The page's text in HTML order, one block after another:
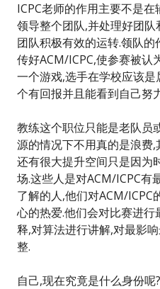
ICPC老师的作用主要不是
领导整个团队,并处理好团
团队积极有效的运转.领队
传好ACM/ICPC,使参赛被
一个游戏,选手在学校应该
个有回报并且能看到自己努
教练这个职位只能是老队员
源的情况下不用真的是浪费
还有很大提升空间只是因为
场.这些人是对ACM/ICPC有
了解的人,他们对ACM/ICPC
心的热爱.他们会对比赛进
释,对算法进行讲解,对最影
整.
自己,现在究竟是什么身份